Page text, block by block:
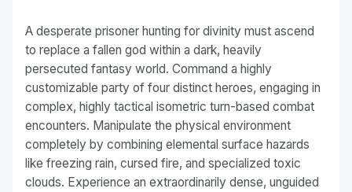
A desperate prisoner hunting for divinity must ascend
to replace a fallen god within a dark, heavily
persecuted fantasy world. Command a highly
customizable party of four distinct heroes, engaging in
complex, highly tactical isometric turn-based combat
encounters. Manipulate the physical environment
completely by combining elemental surface hazards
like freezing rain, cursed fire, and specialized toxic
clouds. Experience an extraordinarily dense, unguided